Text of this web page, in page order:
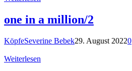
one in a million/2
KöpfeSeverine Bebek29. August 20220
Weiterlesen